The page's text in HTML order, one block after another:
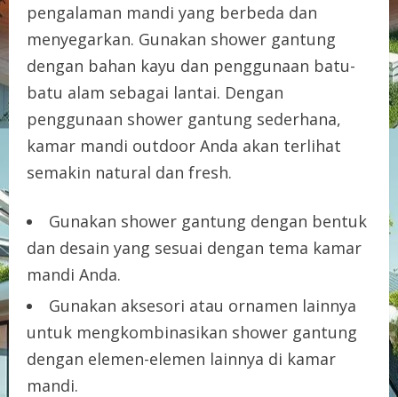
pengalaman mandi yang berbeda dan
menyegarkan. Gunakan shower gantung
dengan bahan kayu dan penggunaan batu-
batu alam sebagai lantai. Dengan
penggunaan shower gantung sederhana,
kamar mandi outdoor Anda akan terlihat
semakin natural dan fresh.
Gunakan shower gantung dengan bentuk
dan desain yang sesuai dengan tema kamar
mandi Anda.
Gunakan aksesori atau ornamen lainnya
untuk mengkombinasikan shower gantung
dengan elemen-elemen lainnya di kamar
mandi.